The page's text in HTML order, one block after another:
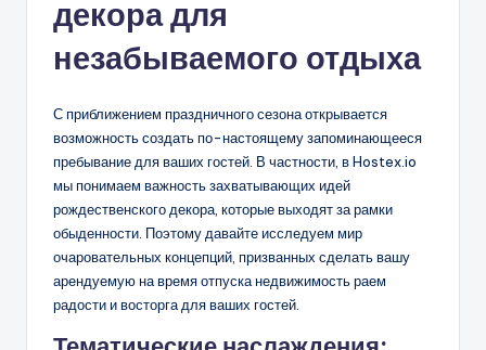
декора для
незабываемого отдыха
С приближением праздничного сезона открывается
возможность создать по-настоящему запоминающееся
пребывание для ваших гостей. В частности, в Hostex.io
мы понимаем важность захватывающих идей
рождественского декора, которые выходят за рамки
обыденности. Поэтому давайте исследуем мир
очаровательных концепций, призванных сделать вашу
арендуемую на время отпуска недвижимость раем
радости и восторга для ваших гостей.